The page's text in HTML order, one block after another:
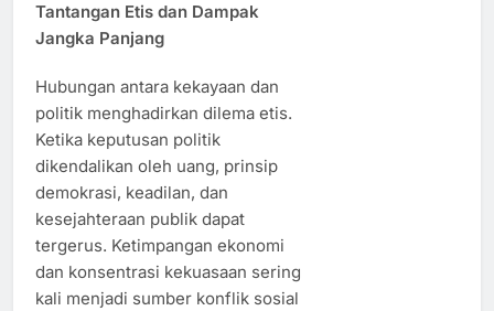
Tantangan Etis dan Dampak
Jangka Panjang
Hubungan antara kekayaan dan
politik menghadirkan dilema etis.
Ketika keputusan politik
dikendalikan oleh uang, prinsip
demokrasi, keadilan, dan
kesejahteraan publik dapat
tergerus. Ketimpangan ekonomi
dan konsentrasi kekuasaan sering
kali menjadi sumber konflik sosial